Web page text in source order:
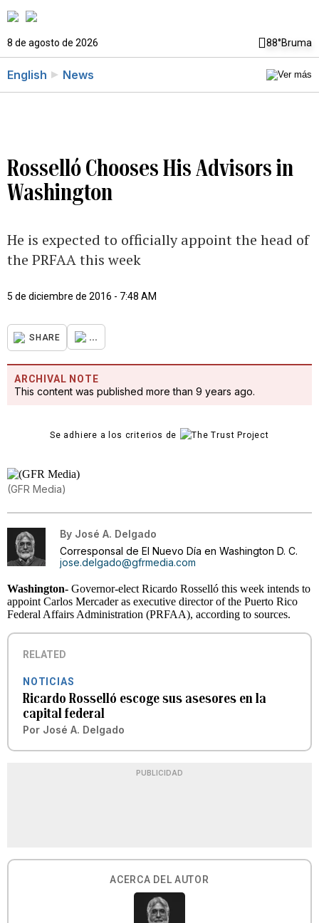
8 de agosto de 2026 88°Bruma
English News
Rosselló Chooses His Advisors in
Washington
He is expected to officially appoint the head of
the PRFAA this week
5 de diciembre de 2016 - 7:48 AM
SHARE ...
ARCHIVAL NOTE
This content was published more than 9 years ago.
Se adhiere a los criterios de
(GFR Media)
By José A. Delgado
Corresponsal de El Nuevo Día en Washington D. C.
jose.delgado@gfrmedia.com
Washington- Governor-elect Ricardo Rosselló this week intends to
appoint Carlos Mercader as executive director of the Puerto Rico
Federal Affairs Administration (PRFAA), according to sources.
RELATED
NOTICIAS
Ricardo Rosselló escoge sus asesores en la
capital federal
Por José A. Delgado
PUBLICIDAD
ACERCA DEL AUTOR